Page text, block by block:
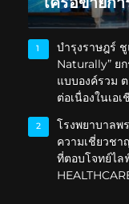
1
บำรุงราษฎร์
Naturally” ย
แบบองค์รวม
ต่อเนื่องในเอ
2
โรงพยาบาลพ
ความเชี่ยวช
ที่ตอบโจทย์ไล